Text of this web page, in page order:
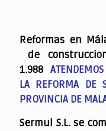
Reformas en
de
1.988
LA REFORMA DE
PROVINCIA DE
Sermul S.L. se